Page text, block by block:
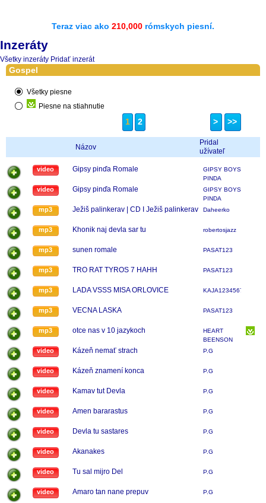
Teraz viac ako 210,000 rómskych piesní.
Inzeráty
Všetky inzeráty Pridať inzerát
Gospel
Všetky piesne
Piesne na stiahnutie
1 2 > >>
Názov
Pridal
užívateľ
video Gipsy pinďa Romale
GIPSY BOYS
PINDA
video Gipsy pinďa Romale
GIPSY BOYS
PINDA
mp3 Ježiš palinkerav | CD I Ježiš palinkerav Daheerko
mp3 Khonik naj devla sar tu robertosjazz
mp3 sunen romale PASAT123
mp3 TRO RAT TYROS 7 HAHH PASAT123
mp3 LADA VSSS MISA ORLOVICE KAJA12345677
mp3 VECNA LASKA PASAT123
mp3 otce nas v 10 jazykoch
HEART
BEENSON
...BAND
video Kázeň nemať strach P.G
video Kázeň znamení konca P.G
video Kamav tut Devla P.G
video Amen bararastus P.G
video Devla tu sastares P.G
video Akanakes P.G
video Tu sal mijro Del P.G
video Amaro tan nane prepuv P.G